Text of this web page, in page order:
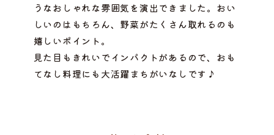
うなおしゃれな雰囲気を演出できました。おい
しいのはもちろん、野菜がたくさん取れるのも
嬉しいポイント。
見た目もきれいでインパクトがあるので、おも
てなし料理にも大活躍まちがいなしです♪